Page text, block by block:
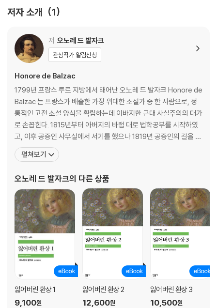
저자 소개 1
저 오노레 드 발자크
관심작가 알림신청
Honore de Balzac
1799년 프랑스 투르 지방에서 태어난 오노레 드 발자크 Honore de
Balzac 는 프랑스가 배출한 가장 위대한 소설가 중 한 사람으로, 정
통적인 고전 소설 양식을 확립하는데 이바지한 근대 사실주의의 대가
로 손꼽힌다. 1815년부터 아버지의 바램 대로 법학공부를 시작하였
고, 이후 공증인 사무실에서 서기를 했으나 1819년 공증인의 길을 포
기, 아버지의 뜻에 등을 돌리고 비극『크롬웰』과 소설 『팔튀른』, 『스테
니』를 쓰며, 그가 원했던 대로 작가의 길을 걷기 시작한다. 그러나 이
업 역시, 실패로 막대한 빚
펼쳐보기
오노레 드 발자크의 다른 상품
잃어버린 환상 1
9,100원
잃어버린 환상 2
12,600원
잃어버린 환상 3
10,500원